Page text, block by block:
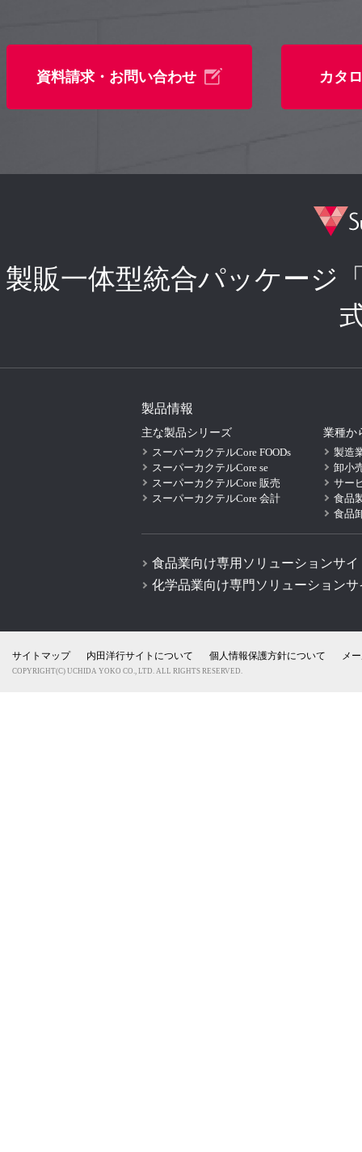
資料請求・お問い合わせ カタ
製販一体型統合パッケージ
製品情報
主な製品シリーズ
スーパーカクテルCore FOODs
スーパーカクテルCore se
スーパーカクテルCore 販売
スーパーカクテルCore 会計
業種か
製造
卸小
サー
食品
食品
食品業向け専用ソリューションサイ
化学品業向け専門ソリューションサ
サイトマップ 内田洋行サイトについて 個人情報保護方針について メ
COPYRIGHT(C) UCHIDA YOKO CO., LTD. ALL RIGHTS RESERVED.